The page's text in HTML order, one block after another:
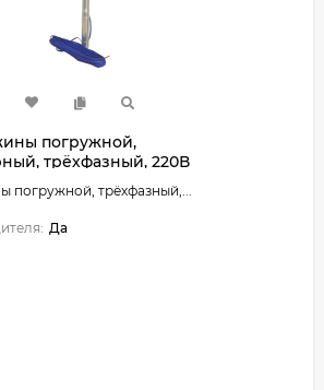
погружной,
трёхфазный, 220В
погружной, трёхфазный,...
Да